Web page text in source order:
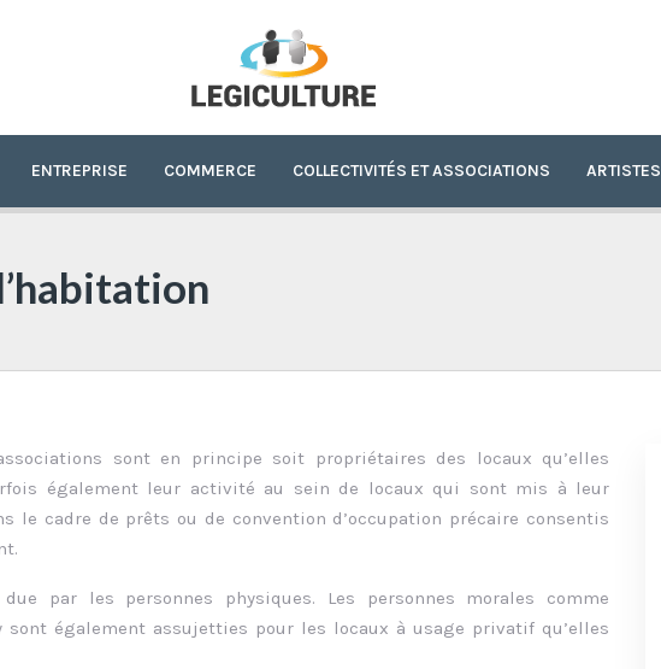
ENTREPRISE COMMERCE COLLECTIVITÉS ET ASSOCIATIONS ARTISTES
sont en principe soit propriétaires des locaux qu’elles
également leur activité au sein de locaux qui sont mis à leur
le cadre de prêts ou de convention d’occupation précaire consentis
par les personnes physiques. Les personnes morales comme
également assujetties pour les locaux à usage privatif qu’elles